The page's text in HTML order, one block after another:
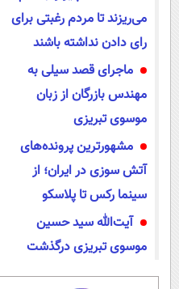
می‌ریزند تا مردم رغبتی برای
رای دادن نداشته باشند
ماجرای قصد سیلی به
مهندس بازرگان از زبان
موسوی تبریزی
مشهورترین پرونده‌های
آتش سوزی در ایران؛ از
سینما رکس تا پلاسکو
آیت‌الله سید حسین
موسوی تبریزی درگذشت